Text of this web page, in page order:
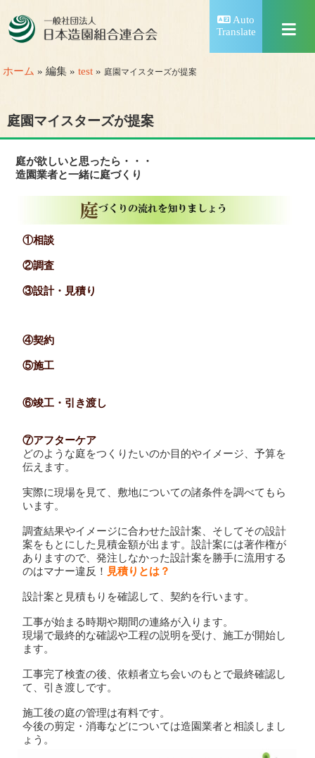
Auto
Translate
ホーム » 編集 »test » 庭園マイスターズが提案
庭園マイスターズが提案
庭が欲しいと思ったら・・・
造園業者と一緒に庭づくり
①相談
②調査
③設計・見積り
④契約
⑤施工
⑥竣工・引き渡し
⑦アフターケア
どのような庭をつくりたいのか目的やイメージ、予算を
伝えます。
実際に現場を見て、敷地についての諸条件を調べてもら
います。
調査結果やイメージに合わせた設計案、そしてその設計
案をもとにした見積金額が出ます。設計案には著作権が
ありますので、発注しなかった設計案を勝手に流用する
のはマナー違反！ 見積りとは？
設計案と見積もりを確認して、契約を行います。
工事が始まる時期や期間の連絡が入ります。
現場で最終的な確認や工程の説明を受け、施工が開始し
ます。
工事完了検査の後、依頼者立ち会いのもとで最終確認し
て、引き渡しです。
施工後の庭の管理は有料です。
今後の剪定・消毒などについては造園業者と相談しまし
ょう。